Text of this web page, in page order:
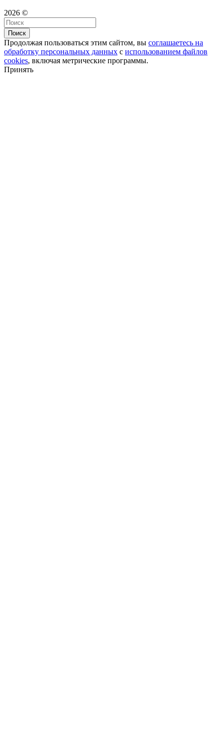
2026 ©
Поиск
Продолжая пользоваться этим сайтом, вы соглашаетесь на
обработку персональных данных с использованием файлов
cookies, включая метрические программы.
Принять